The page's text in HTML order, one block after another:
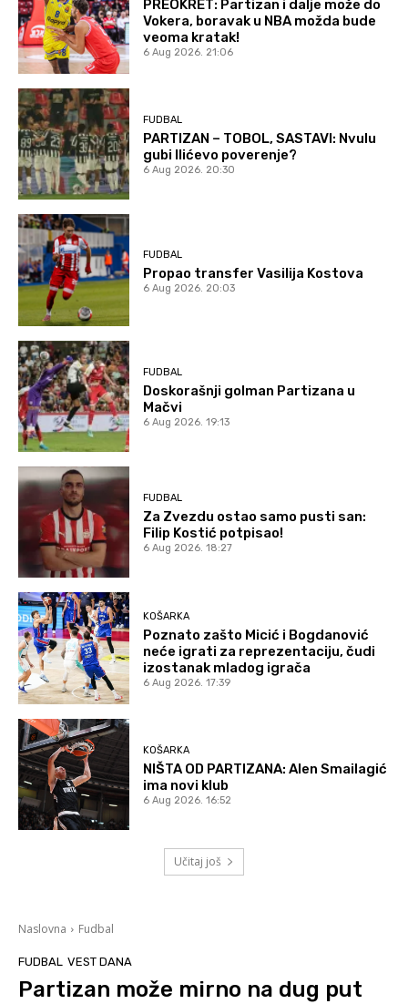
PREOKRET: Partizan i dalje može do
Vokera, boravak u NBA možda bude
veoma kratak!
6 Aug 2026. 21:06
FUDBAL
PARTIZAN – TOBOL, SASTAVI: Nvulu
gubi Ilićevo poverenje?
6 Aug 2026. 20:30
FUDBAL
Propao transfer Vasilija Kostova
6 Aug 2026. 20:03
FUDBAL
Doskorašnji golman Partizana u
Mačvi
6 Aug 2026. 19:13
FUDBAL
Za Zvezdu ostao samo pusti san:
Filip Kostić potpisao!
6 Aug 2026. 18:27
KOŠARKA
Poznato zašto Micić i Bogdanović
neće igrati za reprezentaciju, čudi
izostanak mladog igrača
6 Aug 2026. 17:39
KOŠARKA
NIŠTA OD PARTIZANA: Alen Smailagić
ima novi klub
6 Aug 2026. 16:52
Učitaj još